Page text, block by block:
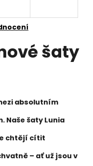
šaty
absolutním
Naše šaty Lunia
chtějí cítit
– ať už jsou v